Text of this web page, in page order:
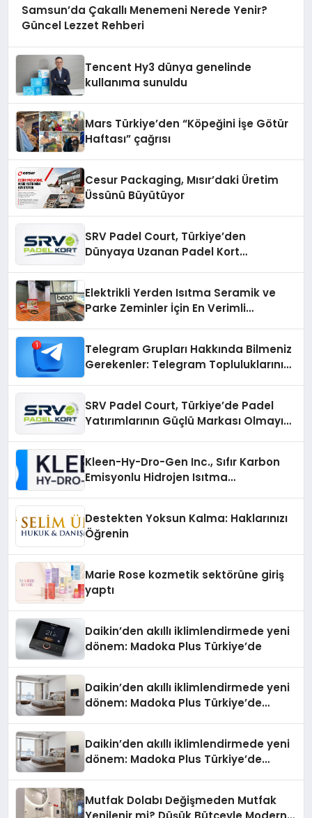
Samsun’da Çakallı Menemeni Nerede Yenir?
Güncel Lezzet Rehberi
Tencent Hy3 dünya genelinde
kullanıma sunuldu
Mars Türkiye’den “Köpeğini İşe Götür
Haftası” çağrısı
Cesur Packaging, Mısır’daki Üretim
Üssünü Büyütüyor
SRV Padel Court, Türkiye’den
Dünyaya Uzanan Padel Kort
Elektrikli Yerden Isıtma Seramik ve
Parke Zeminler İçin En Verimli
Telegram Grupları Hakkında Bilmeniz
Gerekenler: Telegram Topluluklarını
SRV Padel Court, Türkiye’de Padel
Yatırımlarının Güçlü Markası Olmayı
Kleen-Hy-Dro-Gen Inc., Sıfır Karbon
Emisyonlu Hidrojen Isıtma
Destekten Yoksun Kalma: Haklarınızı
Öğrenin
Marie Rose kozmetik sektörüne giriş
yaptı
Daikin’den akıllı iklimlendirmede yeni
dönem: Madoka Plus Türkiye’de
Daikin’den akıllı iklimlendirmede yeni
dönem: Madoka Plus Türkiye’de
teknolojilerle donatılmış son modeli
VRV kontrol ünitesi Madoka Plus
Türkiye’de satışa sunuldu. Tam
dokunmatik ekranı, mobil uygulama
desteği ve akıllı sensör entegrasyonu
Daikin’den akıllı iklimlendirmede yeni
dönem: Madoka Plus Türkiye’de
teknolojilerle donatılmış son modeli
Mutfak Dolabı Değişmeden Mutfak